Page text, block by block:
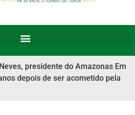
presidente do Amazonas Em
depois de ser acometido pela